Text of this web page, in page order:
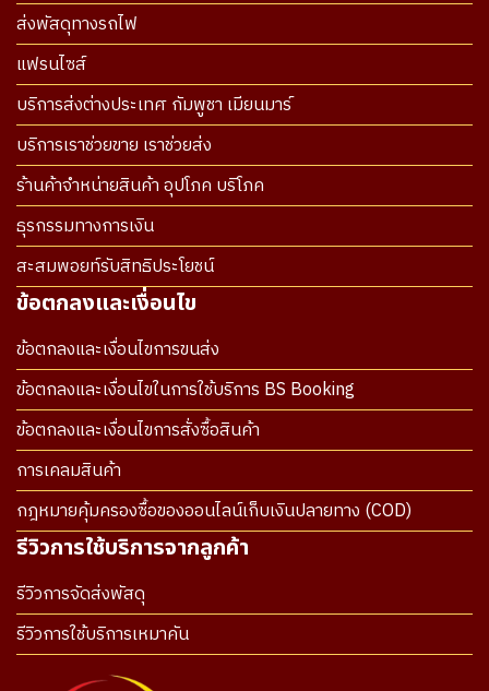
ส่งพัสดุทางรถไฟ
แฟรนไซส์
บริการส่งต่างประเทศ กัมพูชา เมียนมาร์
บริการเราช่วยขาย เราช่วยส่ง
ร้านค้าจำหน่ายสินค้า อุปโภค บริโภค
ธุรกรรมทางการเงิน
สะสมพอยท์รับสิทธิประโยชน์
ข้อตกลงและเงื่อนไข
ข้อตกลงและเงื่อนไขการขนส่ง
ข้อตกลงและเงื่อนไขในการใช้บริการ BS Booking
ข้อตกลงและเงื่อนไขการสั่งซื้อสินค้า
การเคลมสินค้า
กฎหมายคุ้มครองซื้อของออนไลน์เก็บเงินปลายทาง (COD)
รีวิวการใช้บริการจากลูกค้า
รีวิวการจัดส่งพัสดุ
รีวิวการใช้บริการเหมาคัน